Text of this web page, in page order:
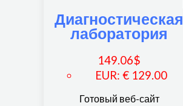
Диагностическая
лаборатория
149.06$
EUR:€ 129.00
Готовый веб-сайт